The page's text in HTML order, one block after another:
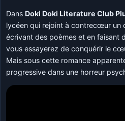
Dans Doki Doki Literature Club
lycéen qui rejoint à contrecœur un
écrivant des poèmes et en faisant
vous essayerez de conquérir le
Mais sous cette romance
progressive dans une horreur